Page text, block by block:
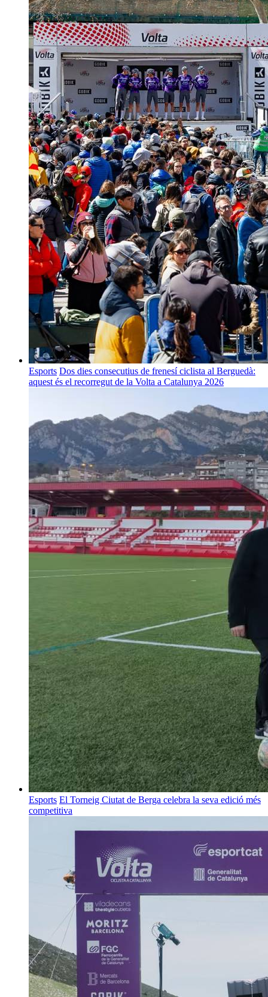
Esports Dos dies consecutius de frenesí ciclista al Berguedà:
aquest és el recorregut de la Volta a Catalunya 2026
Esports El Torneig Ciutat de Berga celebra la seva edició més
competitiva